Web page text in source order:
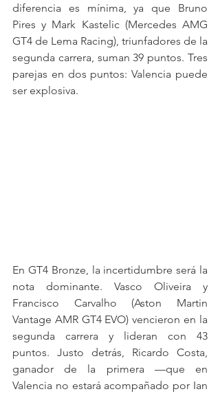
diferencia es mínima, ya que Bruno
Pires y Mark Kastelic (Mercedes AMG
GT4 de Lema Racing), triunfadores de la
segunda carrera, suman 39 puntos. Tres
parejas en dos puntos: Valencia puede
ser explosiva.
En GT4 Bronze, la incertidumbre será la
nota dominante. Vasco Oliveira y
Francisco Carvalho (Aston Martin
Vantage AMR GT4 EVO) vencieron en la
segunda carrera y lideran con 43
puntos. Justo detrás, Ricardo Costa,
ganador de la primera —que en
Valencia no estará acompañado por Ian